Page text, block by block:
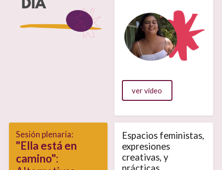
ver video
Sesión plenaria:
"Ella está en
camino":
Espacios feministas,
expresiones
creativas, y